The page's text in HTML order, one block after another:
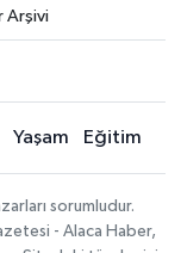
Arşivi
Yaşam Eğitim
sorumludur.
- Alaca Haber,